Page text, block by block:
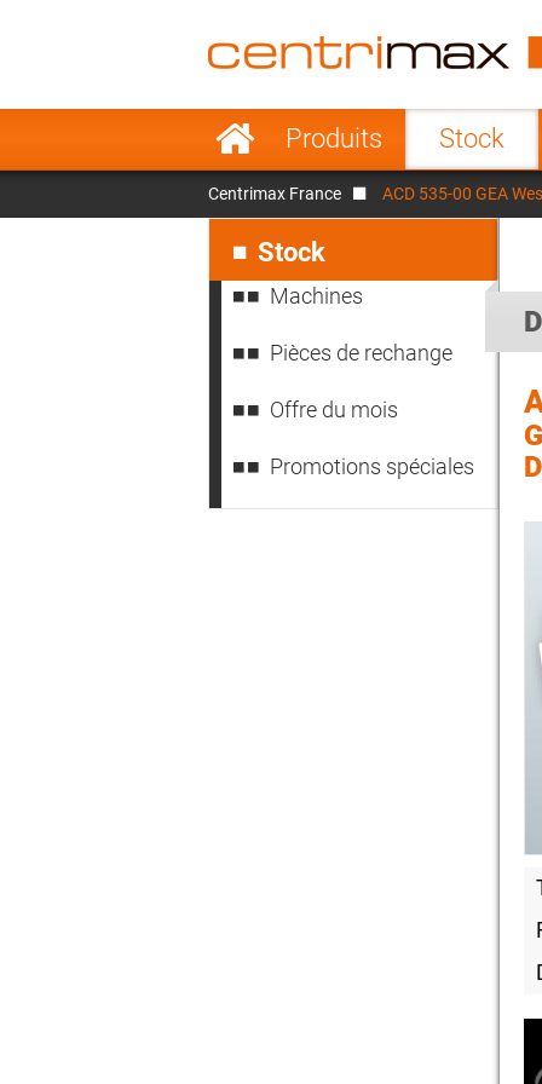
Aller
au
contenu
Produits Stock
France Italy
Sweden
Denmark
Centrimax France
ACD 535-00 GEA
au
contenuStock
Machines
Pièces de rechange
Offre du mois
Promotions spéciales